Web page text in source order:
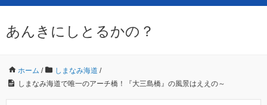
あんきにしとるかの？
ホーム / しまなみ海道 /
しまなみ海道で唯一のアーチ橋！『大三島橋』の風景はええの～